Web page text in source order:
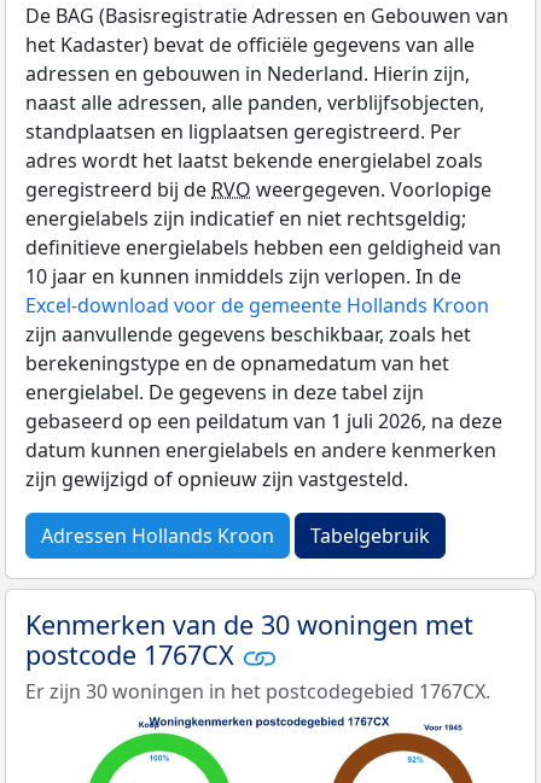
De BAG (Basisregistratie Adressen en Gebouwen van
het Kadaster) bevat de officiële gegevens van alle
adressen en gebouwen in Nederland. Hierin zijn,
naast alle adressen, alle panden, verblijfsobjecten,
standplaatsen en ligplaatsen geregistreerd. Per
adres wordt het laatst bekende energielabel zoals
geregistreerd bij de RVO weergegeven. Voorlopige
energielabels zijn indicatief en niet rechtsgeldig;
definitieve energielabels hebben een geldigheid van
10 jaar en kunnen inmiddels zijn verlopen. In de
Excel-download voor de gemeente Hollands Kroon
zijn aanvullende gegevens beschikbaar, zoals het
berekeningstype en de opnamedatum van het
energielabel. De gegevens in deze tabel zijn
gebaseerd op een peildatum van 1 juli 2026, na deze
datum kunnen energielabels en andere kenmerken
zijn gewijzigd of opnieuw zijn vastgesteld.
Adressen Hollands Kroon Tabelgebruik
Kenmerken van de 30 woningen met
postcode 1767CX
Er zijn 30 woningen in het postcodegebied 1767CX.